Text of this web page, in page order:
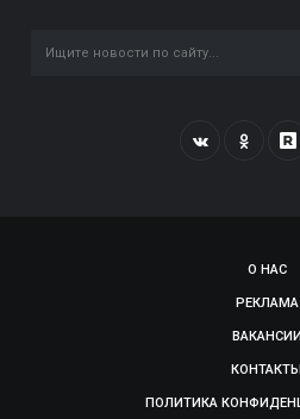
О НАС
РЕКЛАМА
ВАКАНСИИ
КОНТАКТЫ
ПОЛИТИКА